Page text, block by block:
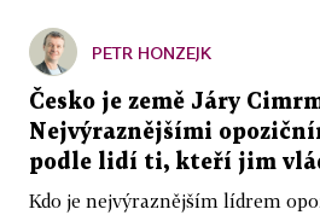
PETR HONZEJK
Česko je země Járy
Nejvýraznějšími
podle lidí ti, kteří jim
Kdo je nejvýraznějším lídrem